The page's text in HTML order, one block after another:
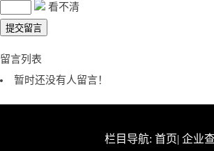
看不清
留言列表
暂时还没有人留言！
栏目导航: 首页| 企业